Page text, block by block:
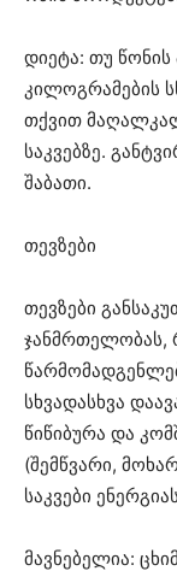
დიეტა: თუ
კილოგრამების
თქვით
საკვებზე.
შაბათი.
თევზები
თევზები
ჯანმრთელობას,
სხვადასხვა
წიწიბურა და
(შემწვარი,
საკვები
მავნებელია: